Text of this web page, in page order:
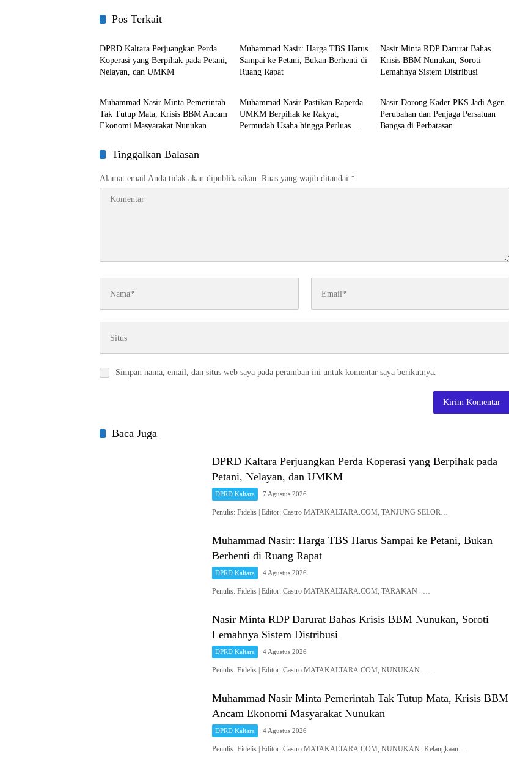
Pos Terkait
DPRD Kaltara
DPRD Kaltara Perjuangkan Perda
Koperasi yang Berpihak pada Petani,
Nelayan, dan UMKM
Muhammad Nasir: Harga TBS Harus
Sampai ke Petani, Bukan Berhenti di
Ruang Rapat
Nasir Minta RDP Darurat Bahas
Krisis BBM Nunukan, Soroti
Lemahnya Sistem Distribusi
DPRD Kaltara
Muhammad Nasir Minta Pemerintah
Tak Tutup Mata, Krisis BBM Ancam
Ekonomi Masyarakat Nunukan
DPRD Kaltara
Muhammad Nasir Pastikan Raperda
UMKM Berpihak ke Rakyat,
Permudah Usaha hingga Perluas
DPRD Kaltara
Nasir Dorong Kader PKS Jadi Agen
Perubahan dan Penjaga Persatuan
Bangsa di Perbatasan
Tinggalkan Balasan
Alamat email Anda tidak akan dipublikasikan. Ruas yang wajib ditandai *
Simpan nama, email, dan situs web saya pada peramban ini untuk komentar saya berikutnya.
Baca Juga
DPRD Kaltara Perjuangkan Perda Koperasi yang Berpihak pada
Petani, Nelayan, dan UMKM
DPRD Kaltara 7 Agustus 2026
Penulis: Fidelis | Editor: Castro MATAKALTARA.COM, TANJUNG SELOR…
Muhammad Nasir: Harga TBS Harus Sampai ke Petani, Bukan
Berhenti di Ruang Rapat
DPRD Kaltara 4 Agustus 2026
Penulis: Fidelis | Editor: Castro MATAKALTARA.COM, TARAKAN –…
Nasir Minta RDP Darurat Bahas Krisis BBM Nunukan, Soroti
Lemahnya Sistem Distribusi
DPRD Kaltara 4 Agustus 2026
Penulis: Fidelis | Editor: Castro MATAKALTARA.COM, NUNUKAN –…
Muhammad Nasir Minta Pemerintah Tak Tutup Mata, Krisis BBM
Ancam Ekonomi Masyarakat Nunukan
DPRD Kaltara 4 Agustus 2026
Penulis: Fidelis | Editor: Castro MATAKALTARA.COM, NUNUKAN -Kelangkaan…